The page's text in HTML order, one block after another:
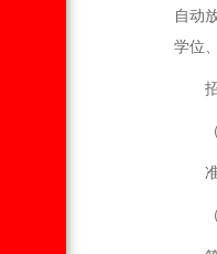
自动
学位